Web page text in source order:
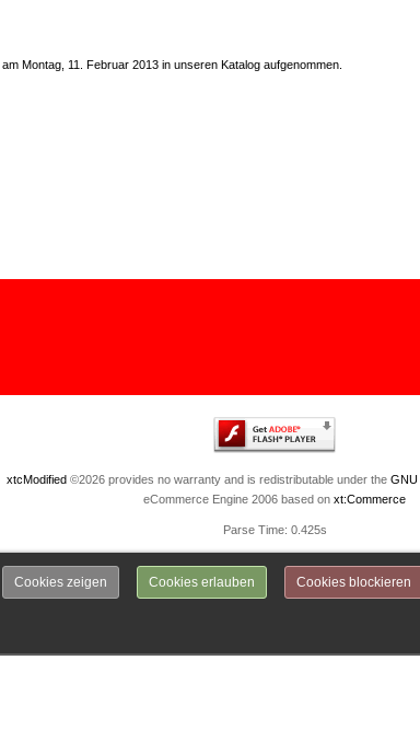
Cookies zeigen Cookies erlauben Cookies blockieren
Montag, 11. Februar 2013 in unseren Katalog aufgenommen.
xtcModified©2026 provides no warranty and is redistributable under the GNU
eCommerce Engine 2006 based on xt:Commerce
Parse Time: 0.425s